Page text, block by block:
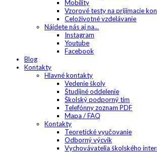
Mobility
Vzorové testy na prijímacie
Celoživotné vzdelávanie
Nájdete nás aj na...
Instagram
Youtube
Facebook
Blog
Kontakty
Hlavné kontakty
Vedenie školy
Študijné oddelenie
Školský podporný tím
Telefónny zoznam PDF
Mapa / FAQ
Kontakty
Teoretické vyučovanie
Odborný výcvik
Vychovávatelia školského